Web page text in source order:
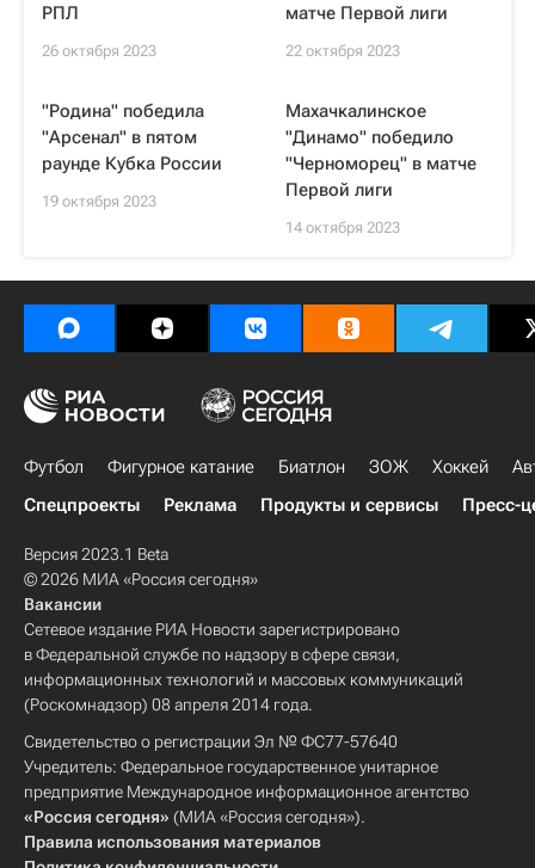
РПЛ
26 октября 2023
матче Первой лиги
22 октября 2023
"Родина" победила
"Арсенал" в пятом
раунде Кубка России
19 октября 2023
Махачкалинское
"Динамо" победило
"Черноморец" в матче
Первой лиги
14 октября 2023
Футбол Фигурное катание Биатлон ЗОЖ Хоккей
Спецпроекты
Реклама Продукты и сервисы Пресс-
Версия 2023.1 Beta
© 2026 МИА «Россия сегодня»
Вакансии
Сетевое издание РИА Новости зарегистрировано
в Федеральной службе по надзору в сфере связи,
информационных технологий и массовых коммуникаций
(Роскомнадзор) 08 апреля 2014 года.
Свидетельство о регистрации Эл № ФС77-57640
Учредитель: Федеральное государственное унитарное
предприятие Международное информационное агентство
«Россия сегодня» (МИА «Россия сегодня»).
Правила использования материалов